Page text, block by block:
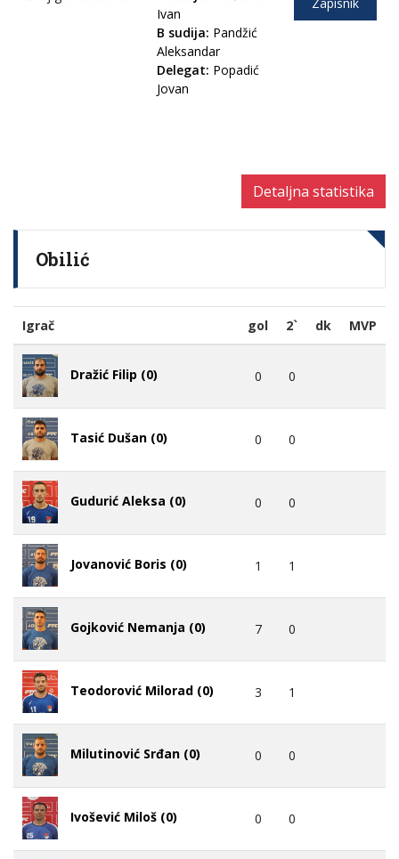
Ivan
B sudija: Pandžić
Aleksandar
Delegat: Popadić
Jovan
Detaljna statistika
Obilić
Igrač gol 2` dk MVP
Dražić Filip (0) 0 0
Tasić Dušan (0) 0 0
Gudurić Aleksa (0) 0 0
Jovanović Boris (0) 1 1
Gojković Nemanja (0) 7 0
Teodorović Milorad (0) 3 1
Milutinović Srđan (0) 0 0
Ivošević Miloš (0) 0 0